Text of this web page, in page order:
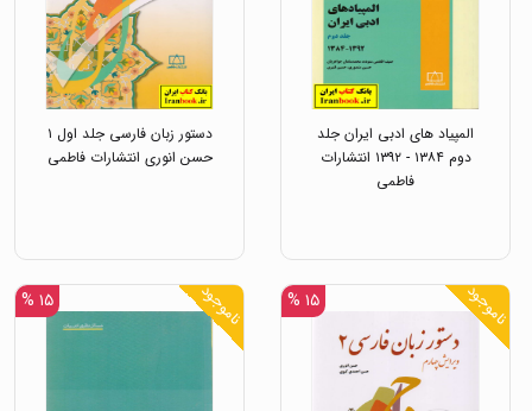
المپیاد های ادبی ایران جلد
دوم ۱۳۸۴ - ۱۳۹۲ انتشارات
فاطمی
دستور زبان فارسی جلد اول ۱
حسن انوری انتشارات فاطمی
ناموجود ۱۵ % ناموجود ۱۵ %